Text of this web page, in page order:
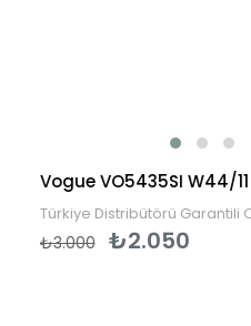
Türkiye Distribütörü Garantili
₺2.050
₺3.000